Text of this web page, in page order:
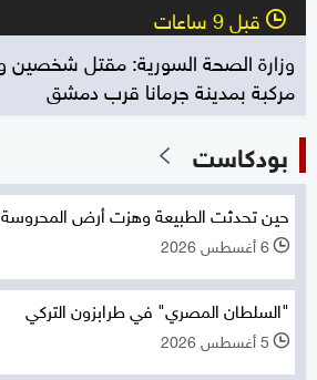
l قبل 9 ساعات
مركبة بمدينة جرمانا قرب دمشق
بودكاست
حين تحدثت الطبيعة وهزت أرض المحروسة
l 6 أغسطس 2026
"السلطان المصري" في طرابزون التركي
l 5 أغسطس 2026